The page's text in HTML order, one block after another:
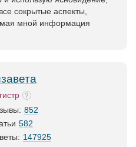
сокрытые аспекты,
мной информация
852
582
147925